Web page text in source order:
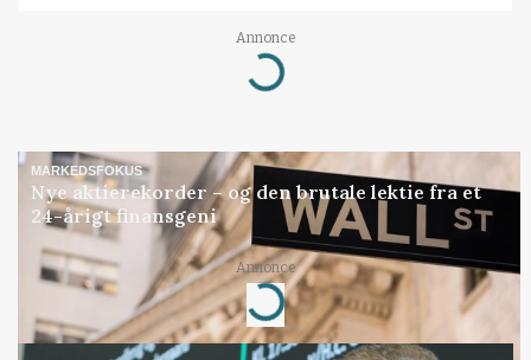
Annonce
Loading...
MARKEDSFOKUS
Nye aktierekorder – og den brutale lektie fra et
24-årigt finansgeni
Annonce
Loading...